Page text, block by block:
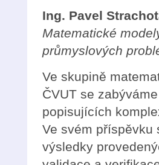
Ing. Pavel
Matematické
průmyslových
Ve skupině
ČVUT se
popisujících
Ve svém příspěvku
výsledky